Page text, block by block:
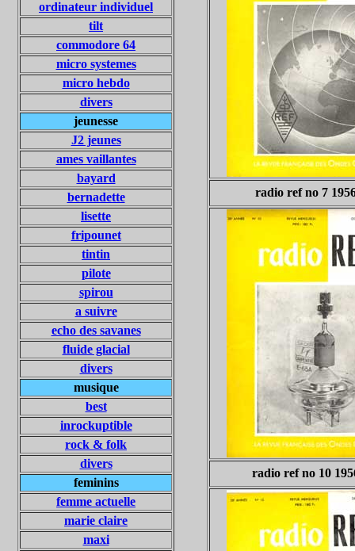
radio ref no 7
radio ref no 10
ordinateur individuel
tilt
commodore 64
micro systemes
micro hebdo
divers
jeunesse
J2 jeunes
ames vaillantes
bayard
bernadette
lisette
fripounet
tintin
pilote
spirou
a suivre
echo des savanes
fluide glacial
divers
musique
best
inrockuptible
rock & folk
divers
feminins
femme actuelle
marie claire
maxi